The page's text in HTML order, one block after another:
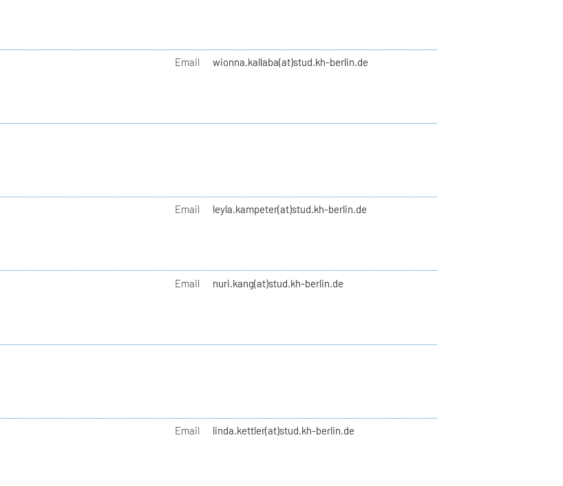
Email wionna.kallaba(at)stud.kh-berlin.de
Email leyla.kampeter(at)stud.kh-berlin.de
Email nuri.kang(at)stud.kh-berlin.de
Email linda.kettler(at)stud.kh-berlin.de